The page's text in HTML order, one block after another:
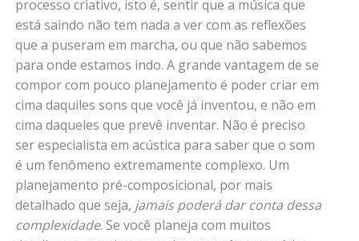
processo criativo, isto é, sentir que a música que
está saindo não tem nada a ver com as reflexões
que a puseram em marcha, ou que não sabemos
para onde estamos indo. A grande vantagem de se
compor com pouco planejamento é poder criar em
cima daquiles sons que você já inventou, e não em
cima daqueles que prevê inventar. Não é preciso
ser especialista em acústica para saber que o som
é um fenômeno extremamente complexo. Um
planejamento pré-composicional, por mais
detalhado que seja, jamais poderá dar conta dessa
complexidade. Se você planeja com muitos